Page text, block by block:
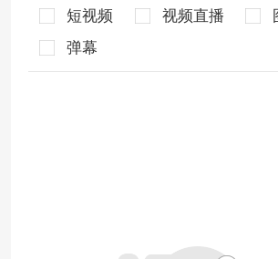
短视频 视频直播
弹幕